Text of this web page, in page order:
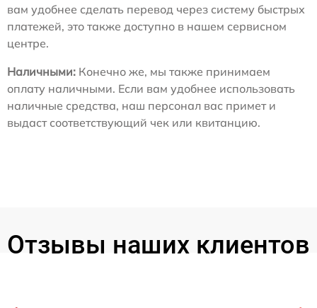
вам удобнее сделать перевод через систему быстрых
платежей, это также доступно в нашем сервисном
центре.
Наличными: Конечно же, мы также принимаем
оплату наличными. Если вам удобнее использовать
наличные средства, наш персонал вас примет и
выдаст соответствующий чек или квитанцию.
Отзывы наших клиентов